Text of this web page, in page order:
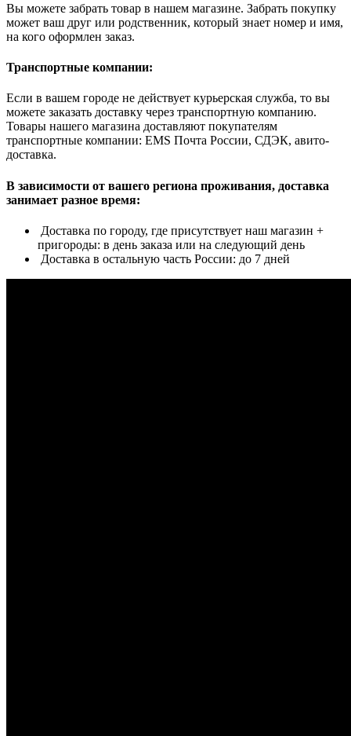
Вы можете забрать товар в нашем магазине. Забрать покупку
может ваш друг или родственник, который знает номер и имя,
на кого оформлен заказ.
Транспортные компании:
Если в вашем городе не действует курьерская служба, то вы
можете заказать доставку через транспортную компанию.
Товары нашего магазина доставляют покупателям
транспортные компании: EMS Почта России, СДЭК, авито-
доставка.
В зависимости от вашего региона проживания, доставка
занимает разное время:
Доставка по городу, где присутствует наш магазин +
пригороды: в день заказа или на следующий день
Доставка в остальную часть России: до 7 дней